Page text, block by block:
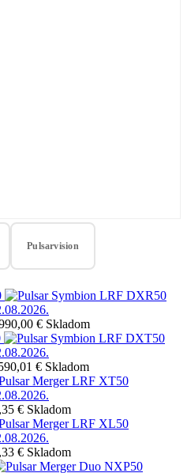
Pulsarvision
€ Skladom
€ Skladom
€ Skladom
€ Skladom